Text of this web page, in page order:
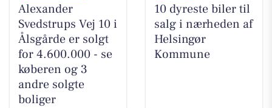
Alexander
Svedstrups Vej 10 i
Ålsgårde er solgt
for 4.600.000 - se
køberen og 3
andre solgte
boliger
10 dyreste biler til
salg i nærheden af
Helsingør
Kommune